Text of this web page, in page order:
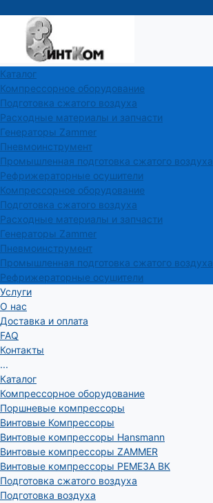
Каталог
Компрессорное оборудование
Подготовка сжатого воздуха
Расходные материалы и запчасти
Генераторы Zammer
Пневмоинструмент
Промышленная подготовка сжатого воздуха
Рефрижераторные осушители
Компрессорное оборудование
Подготовка сжатого воздуха
Расходные материалы и запчасти
Генераторы Zammer
Пневмоинструмент
Промышленная подготовка сжатого воздуха
Рефрижераторные осушители
Услуги
О нас
Доставка и оплата
FAQ
Контакты
...
Каталог
Компрессорное оборудование
Поршневые компрессоры
Винтовые Компрессоры
Винтовые компрессоры Hansmann
Винтовые компрессоры ZAMMER
Винтовые компрессоры РЕМЕЗА ВК
Подготовка сжатого воздуха
Подготовка воздуха